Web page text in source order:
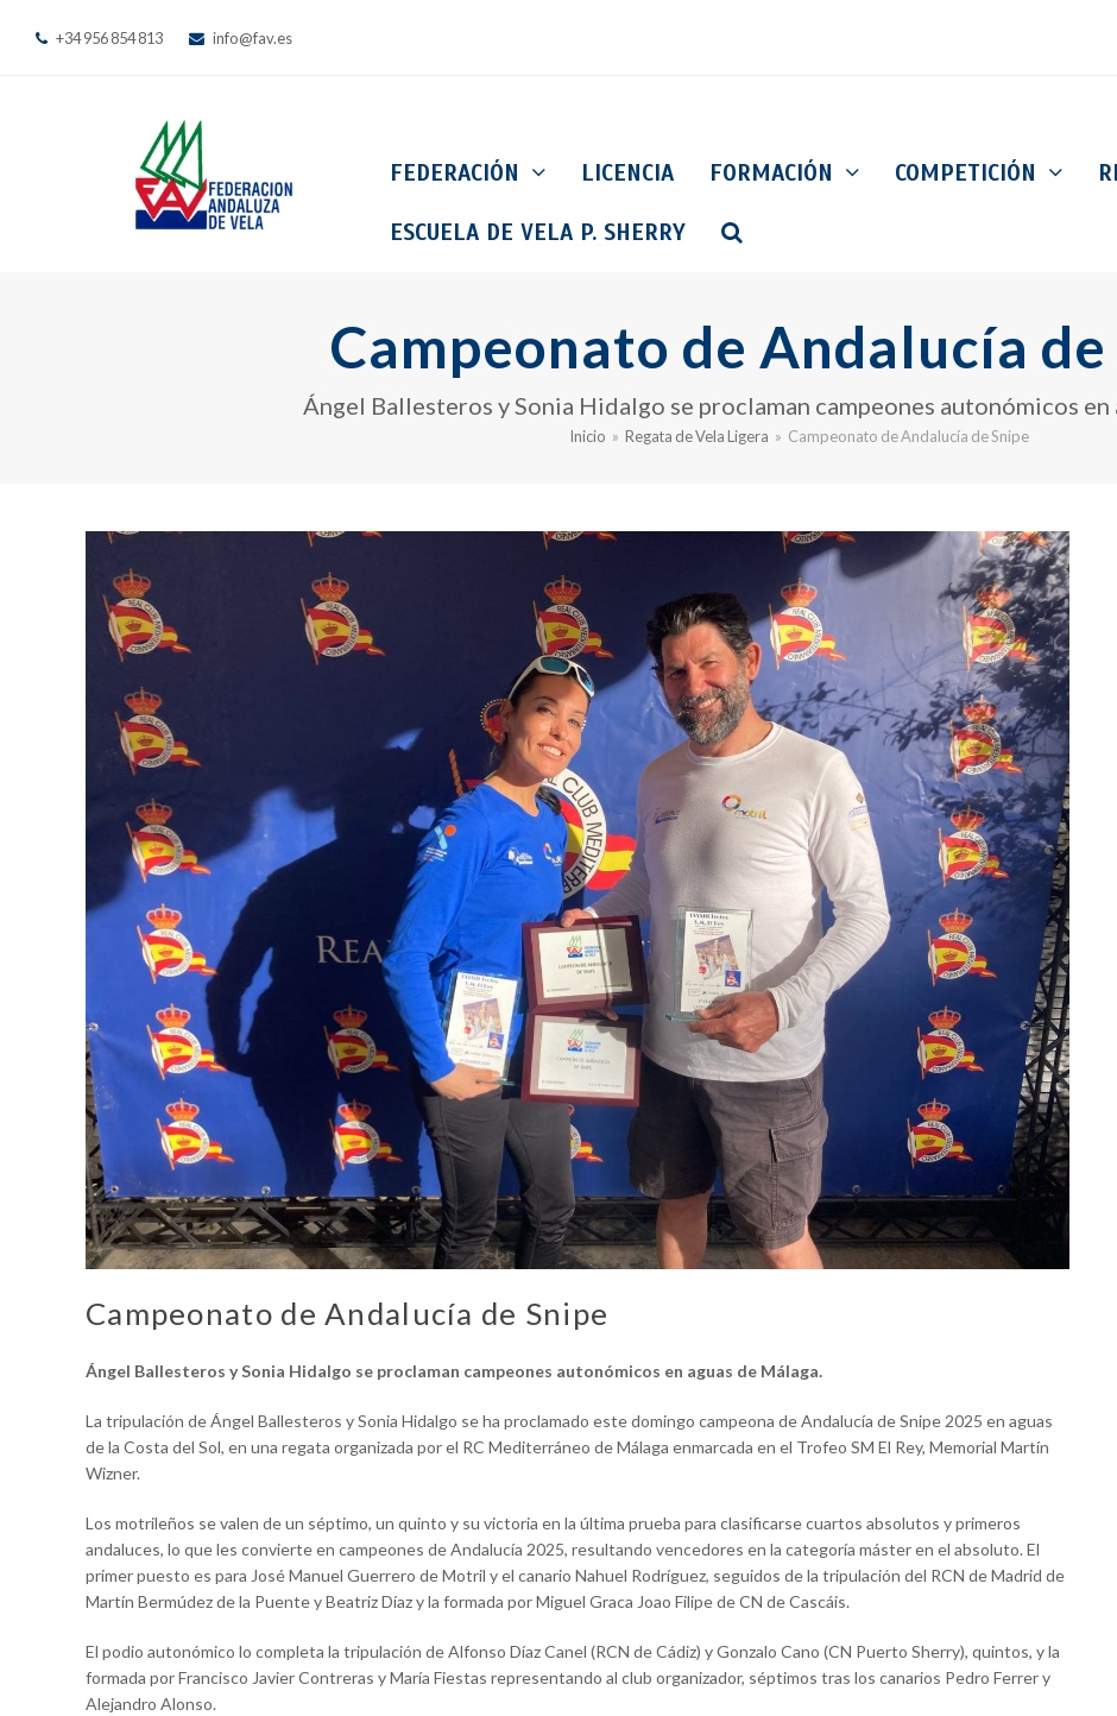
+34 956 854 813 info@fav.es
FEDERACIÓN LICENCIA FORMACIÓN COMPETICIÓN
ESCUELA DE VELA P. SHERRY
Campeonato de Andalucía de
Ángel Ballesteros y Sonia Hidalgo se proclaman campeones autonómicos en
Inicio » Regata de Vela Ligera » Campeonato de Andalucía de Snipe
Campeonato de Andalucía de Snipe
Ángel Ballesteros y Sonia Hidalgo se proclaman campeones autonómicos en aguas de Málaga.
La tripulación de Ángel Ballesteros y Sonia Hidalgo se ha proclamado este domingo campeona de Andalucía de Snipe 2025 en aguas
de la Costa del Sol, en una regata organizada por el RC Mediterráneo de Málaga enmarcada en el Trofeo SM El Rey, Memorial Martín
Wizner.
Los motrileños se valen de un séptimo, un quinto y su victoria en la última prueba para clasificarse cuartos absolutos y primeros
andaluces, lo que les convierte en campeones de Andalucía 2025, resultando vencedores en la categoría máster en el absoluto. El
primer puesto es para José Manuel Guerrero de Motril y el canario Nahuel Rodríguez, seguidos de la tripulación del RCN de Madrid de
Martín Bermúdez de la Puente y Beatriz Díaz y la formada por Miguel Graca Joao Filipe de CN de Cascáis.
El podio autonómico lo completa la tripulación de Alfonso Díaz Canel (RCN de Cádiz) y Gonzalo Cano (CN Puerto Sherry), quintos, y la
formada por Francisco Javier Contreras y María Fiestas representando al club organizador, séptimos tras los canarios Pedro Ferrer y
Alejandro Alonso.